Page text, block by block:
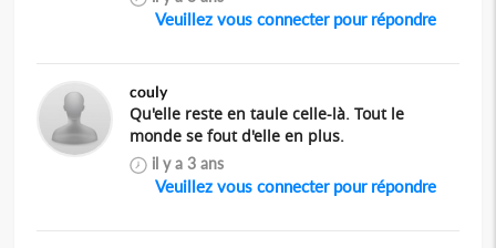
Veuillez vous connecter pour répondre
couly
Qu'elle reste en taule celle-là. Tout le
monde se fout d'elle en plus.
il y a 3 ans
Veuillez vous connecter pour répondre